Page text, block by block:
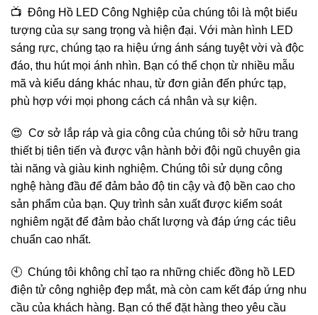
📺 Đông Hồ LED Công Nghiệp của chúng tôi là một biểu
tượng của sự sang trọng và hiện đại. Với màn hình LED
sáng rực, chúng tạo ra hiệu ứng ánh sáng tuyệt vời và độc
đáo, thu hút mọi ánh nhìn. Bạn có thể chọn từ nhiều mẫu
mã và kiểu dáng khác nhau, từ đơn giản đến phức tạp,
phù hợp với mọi phong cách cá nhân và sự kiện.
😍 Cơ sở lắp ráp và gia công của chúng tôi sở hữu trang
thiết bị tiên tiến và được vận hành bởi đội ngũ chuyên gia
tài năng và giàu kinh nghiệm. Chúng tôi sử dụng công
nghệ hàng đầu để đảm bảo độ tin cậy và độ bền cao cho
sản phẩm của bạn. Quy trình sản xuất được kiểm soát
nghiêm ngặt để đảm bảo chất lượng và đáp ứng các tiêu
chuẩn cao nhất.
🕙 Chúng tôi không chỉ tạo ra những chiếc đồng hồ LED
điện tử công nghiệp đẹp mắt, mà còn cam kết đáp ứng nhu
cầu của khách hàng. Bạn có thể đặt hàng theo yêu cầu